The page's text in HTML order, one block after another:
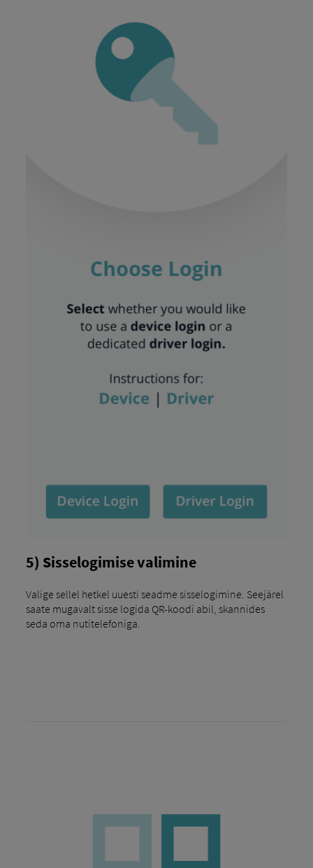
5) Sisselogimise valimine
Valige sellel hetkel uuesti seadme sisselogimine. Seejärel
saate mugavalt sisse logida QR-koodi abil, skannides
seda oma nutitelefoniga.